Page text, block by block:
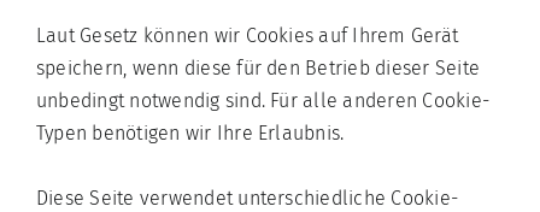
Laut Gesetz können wir Cookies auf Ihrem Gerät
speichern, wenn diese für den Betrieb dieser Seite
unbedingt notwendig sind. Für alle anderen Cookie-
Typen benötigen wir Ihre Erlaubnis.
Diese Seite verwendet unterschiedliche Cookie-